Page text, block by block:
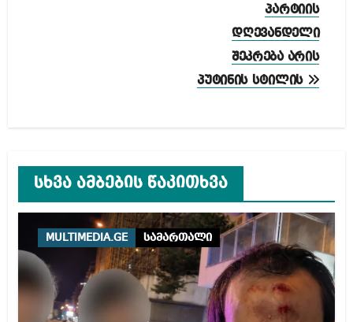
პარტიის
დღევანდელი
შეკრება არის
პუტინის სტილის
სხვა ამბების წაკითხვა
MULTIMEDIA.GE სამართალი